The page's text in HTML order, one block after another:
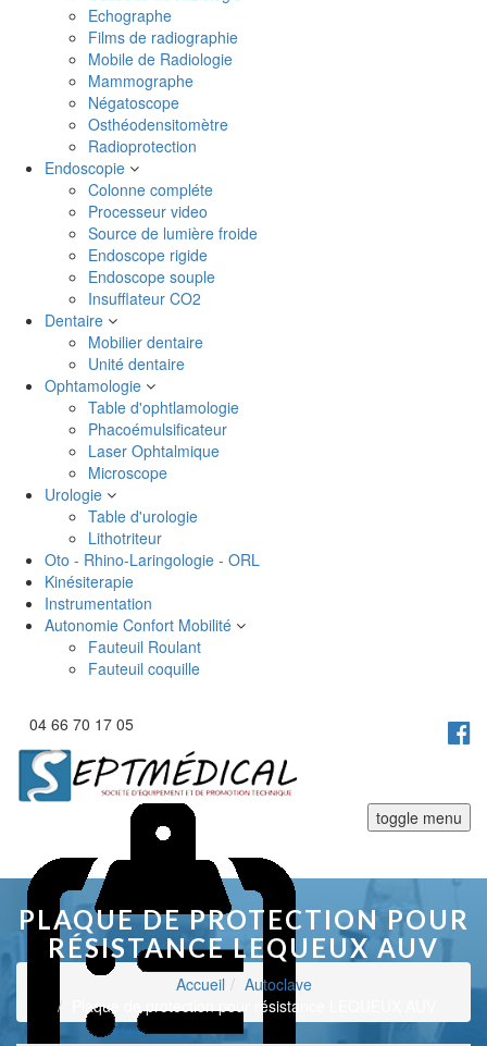
Echographe
Films de radiographie
Mobile de Radiologie
Mammographe
Négatoscope
Osthéodensitomètre
Radioprotection
Endoscopie
Colonne compléte
Processeur video
Source de lumière froide
Endoscope rigide
Endoscope souple
Insufflateur CO2
Dentaire
Mobilier dentaire
Unité dentaire
Ophtamologie
Table d'ophtlamologie
Phacoémulsificateur
Laser Ophtalmique
Microscope
Urologie
Table d'urologie
Lithotriteur
Oto - Rhino-Laringologie - ORL
Kinésiterapie
Instrumentation
Autonomie Confort Mobilité
Fauteuil Roulant
Fauteuil coquille
04 66 70 17 05
toggle menu
PLAQUE DE PROTECTION POUR
RÉSISTANCE LEQUEUX AUV
Accueil
Autoclave
Plaque de protection pour résistance LEQUEUX AUV